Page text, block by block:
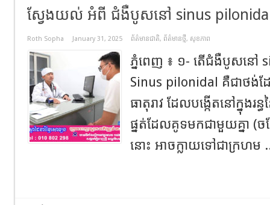
ស្វែងយល់ អំពី ជំងឺបូសនៅ sinus
Roth Sopha January 31, 2025 ព័ត៌មានជាតិ, ព័ត៌មានថ្មី, សុខភាព
ភ្នំពេញ ៖ ១- តើជំងឺបូសនៅ
Sinus pilonidal គឺជាថង់
ធាតុរាវ ដែលបង្កើតនៅក្នុងរ
ផ្នត់ដែលគូទមកជាមួយគ្នា (
នោះ អាចក្លាយទៅជាក្រហម